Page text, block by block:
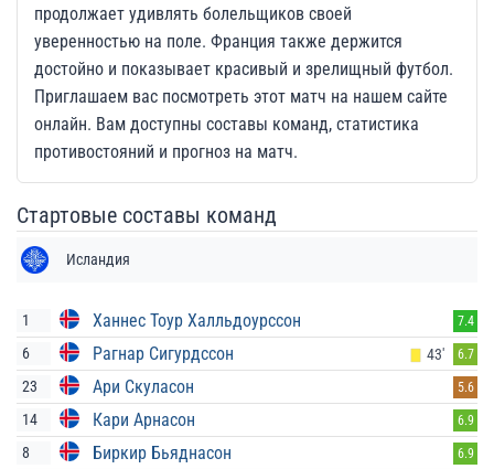
продолжает удивлять болельщиков своей
уверенностью на поле. Франция также держится
достойно и показывает красивый и зрелищный футбол.
Приглашаем вас посмотреть этот матч на нашем сайте
онлайн. Вам доступны составы команд, статистика
противостояний и прогноз на матч.
Стартовые составы команд
Исландия
1 Ханнес Тоур Халльдоурссон 7.4
6 Рагнар Сигурдссон 43' 6.7
23 Ари Скуласон 5.6
14 Кари Арнасон 6.9
8 Биркир Бьяднасон 6.9